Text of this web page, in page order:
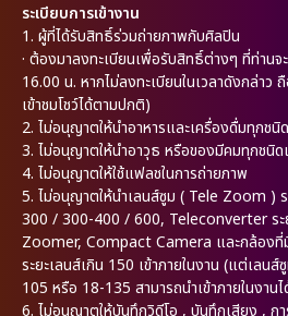
ระเบียบการเข้างาน
1. ผู้ที่ได้รับสิทธิ์ร่วมถ่ายภาพกับศิลปิน
· ต้องมาลงทะเบียนเพื่อรับสิทธิ์ต่างๆ ที่ท่านจ
16.00 น. หากไม่ลงทะเบียนในเวลาดังกล่าว
เข้าชมโชว์ได้ตามปกติ)
2. ไม่อนุญาตให้นำอาหารและเครื่องดื่มทุกชนิด
3. ไม่อนุญาตให้นำอาวุธ หรือของมีคมทุกชนิด
4. ไม่อนุญาตให้ใช้แฟลชในการถ่ายภาพ
5. ไม่อนุญาตให้นำเลนส์ซูม ( Tele Zoom )
300 / 300-400 / 600, Teleconverter ระ
Zoomer, Compact Camera และกล้อง
ระยะเลนส์เกิน 150 เข้าภายในงาน (แต่เล
105 หรือ 18-135 สามารถนำเข้าภายในงานไ
6. ไม่อนุญาตให้บันทึกวิดีโอ , บันทึกเสียง , ก